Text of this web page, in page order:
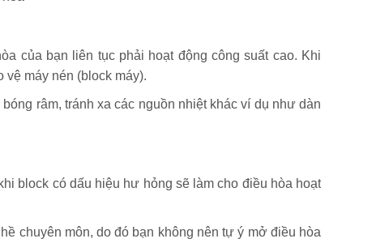
của bạn liên tục phải hoạt động công suất cao. Khi
máy nén (block máy).
râm, tránh xa các nguồn nhiệt khác ví dụ như dàn
block có dấu hiệu hư hỏng sẽ làm cho điều hòa hoạt
chuyên môn, do đó bạn không nên tự ý mở điều hòa